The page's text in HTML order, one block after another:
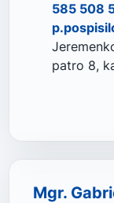
585 508
patro 8,
Mgr.